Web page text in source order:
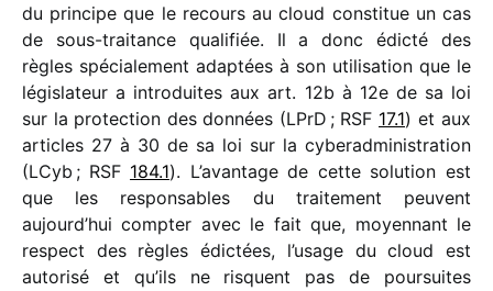
du prin­cipe que le recours au cloud consti­tue un cas
de sous-trai­tance quali­fiée. Il a donc édicté des
règles spécia­le­ment adap­tées à son utili­sa­tion que le
légis­la­teur a intro­duites aux art. 12b à 12e de sa loi
sur la protec­tion des données (LPrD ; RSF 17.1) et aux
articles 27 à 30 de sa loi sur la cybe­rad­mi­nis­tra­tion
(LCyb ; RSF 184.1). L’avantage de cette solu­tion est
que les respon­sables du trai­te­ment peuvent
aujourd’hui comp­ter avec le fait que, moyen­nant le
respect des règles édic­tées, l’usage du cloud est
auto­risé et qu’ils ne risquent pas de pour­suites